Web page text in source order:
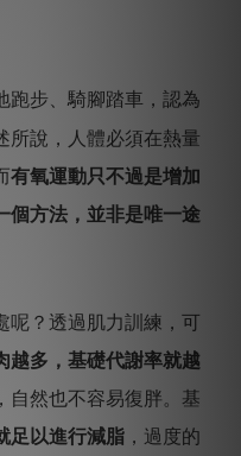
跑步、騎腳踏車，認為
所說，人體必須在熱量
有氧運動只不過是增加
個方法，並非是唯一途
呢？透過肌力訓練，可
越多，基礎代謝率就越
，自然也不容易復胖。基
足以進行減脂 ，過度的